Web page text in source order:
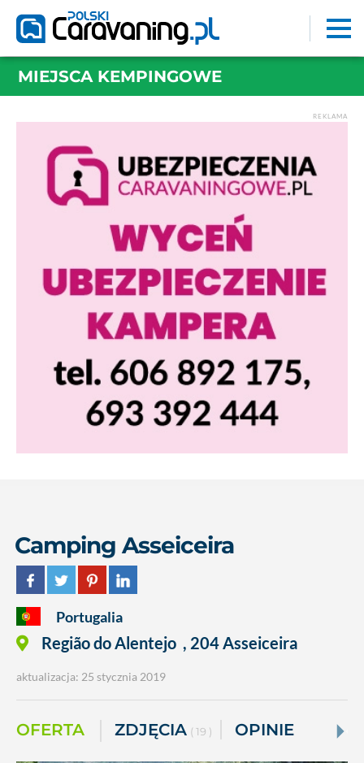
MIEJSCA KEMPINGOWE
REKLAMA
Camping Asseiceira
Portugalia
Região do Alentejo , 204 Asseiceira
aktualizacja: 25 stycznia 2019
OFERTA ZDJĘCIA ( 19 ) OPINIE